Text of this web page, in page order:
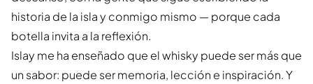
historia de la isla y conmigo mismo — porque cada
botella invita a la reflexión.
Islay me ha enseñado que el whisky puede ser más que
un sabor: puede ser memoria, lección e inspiración. Y